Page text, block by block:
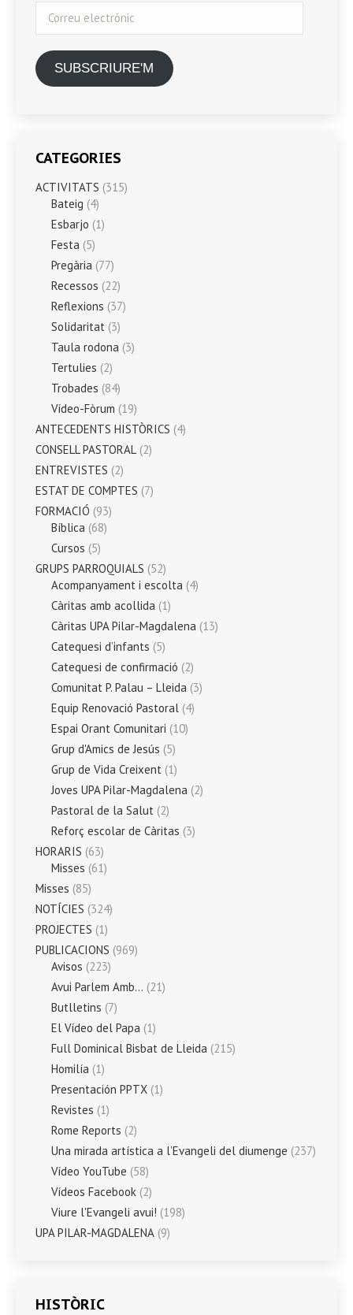
electrònic
SUBSCRIURE'M
CATEGORIES
ACTIVITATS (315)
Bateig (4)
Esbarjo (1)
Festa (5)
Pregària (77)
Recessos (22)
Reflexions (37)
Solidaritat (3)
Taula rodona (3)
Tertulies (2)
Trobades (84)
Vídeo-Fòrum (19)
ANTECEDENTS HISTÒRICS (4)
CONSELL PASTORAL (2)
ENTREVISTES (2)
ESTAT DE COMPTES (7)
FORMACIÓ (93)
Bíblica (68)
Cursos (5)
GRUPS PARROQUIALS (52)
Acompanyament i escolta (4)
Càritas amb acollida (1)
Càritas UPA Pilar-Magdalena (13)
Catequesi d’infants (5)
Catequesi de confirmació (2)
Comunitat P. Palau – Lleida (3)
Equip Renovació Pastoral (4)
Espai Orant Comunitari (10)
Grup d'Amics de Jesús (5)
Grup de Vida Creixent (1)
Joves UPA Pilar-Magdalena (2)
Pastoral de la Salut (2)
Reforç escolar de Càritas (3)
HORARIS (63)
Misses (61)
Misses (85)
NOTÍCIES (324)
PROJECTES (1)
PUBLICACIONS (969)
Avisos (223)
Avui Parlem Amb… (21)
Butlletins (7)
El Vídeo del Papa (1)
Full Dominical Bisbat de Lleida (215)
Homilía (1)
Presentación PPTX (1)
Revistes (1)
Rome Reports (2)
Una mirada artística a l’Evangeli del diumenge (237)
Vídeo YouTube (58)
Vídeos Facebook (2)
Viure l'Evangeli avui! (198)
UPA PILAR-MAGDALENA (9)
HISTÒRIC